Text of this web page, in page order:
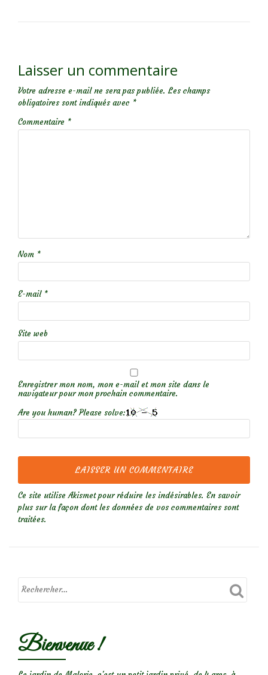
Laisser un commentaire
Votre adresse e-mail ne sera pas publiée. Les champs
obligatoires sont indiqués avec *
Commentaire *
Nom *
E-mail *
Site web
Enregistrer mon nom, mon e-mail et mon site dans le
navigateur pour mon prochain commentaire.
Are you human? Please solve:
Ce site utilise Akismet pour réduire les indésirables. En savoir
plus sur la façon dont les données de vos commentaires sont
traitées.
Bienvenue !